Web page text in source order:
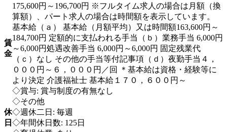
賃
金
175,600円～196,700円 ※フルタイム求人の場合は月額（換
算額）、パート求人の場合は時間額を表示しています。
基本給（ａ） 基本給（月額平均）又は時間額163,600円～
184,700円 定額的に支払われる手当（ｂ）業務手当 6,000円
～6,000円処遇改善手当 6,000円～6,000円 固定残業代
（ｃ）なし その他の手当等付記事項（ｄ）夜勤手当４，
０００円～６，０００円／回 ＊基本給は資格・経験等に
より決定 介護福祉士 基本給１７０，６００円～
◇賞与: 賞与制度の有無なし
休
日
◇その他
◇週休二日: 毎週
◇年間休日数: 125日